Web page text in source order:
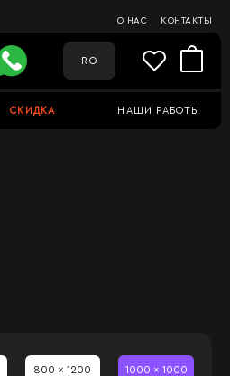
О НАС КОНТАКТЫ
RO
СКИДКА НАШИ РАБОТЫ
800 x 1200 1000 x 1000